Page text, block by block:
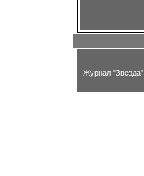
Журнал "Звезда"